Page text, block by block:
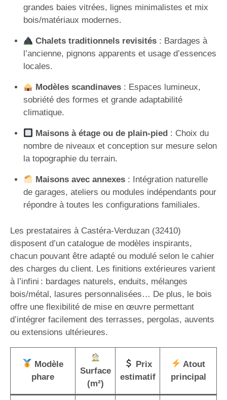
grandes baies vitrées, lignes minimalistes et mix
bois/matériaux modernes.
Chalets traditionnels revisités: Bardages à
l’ancienne, pignons apparents et usage d’essences
locales.
Modèles scandinaves: Espaces lumineux,
sobriété des formes et grande adaptabilité
climatique.
Maisons à étage ou de plain-pied: Choix du
nombre de niveaux et conception sur mesure selon
la topographie du terrain.
Maisons avec annexes: Intégration naturelle
de garages, ateliers ou modules indépendants pour
répondre à toutes les configurations familiales.
Les prestataires à Castéra-Verduzan (32410)
disposent d’un catalogue de modèles inspirants,
chacun pouvant être adapté ou modulé selon le cahier
des charges du client. Les finitions extérieures varient
à l’infini : bardages naturels, enduits, mélanges
bois/métal, lasures personnalisées… De plus, le bois
offre une flexibilité de mise en œuvre permettant
d’intégrer facilement des terrasses, pergolas, auvents
ou extensions ultérieures.
Modèle
phare
Surface
(m²)
Prix
estimatif
Atout
principal